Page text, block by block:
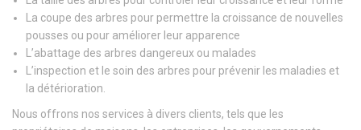
La coupe des arbres pour permettre la croissance de nouvelles
pousses ou pour améliorer leur apparence
L’abattage des arbres dangereux ou malades
L’inspection et le soin des arbres pour prévenir les maladies et
la détérioration.
Nous offrons nos services à divers clients, tels que les